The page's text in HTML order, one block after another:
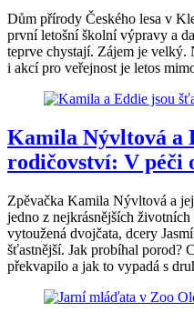
Dům přírody Českého lesa v
první letošní školní výpravy a
teprve chystají. Zájem je
i akcí pro veřejnost je letos
Kamila Nývltová a
rodičovství: V péči
Zpěvačka Kamila Nývltová a
jedno z nejkrásnějších
vytoužená dvojčata, dcery
šťastnější. Jak probíhal porod?
překvapilo a jak to vypadá s